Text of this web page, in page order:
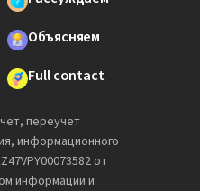
Объясняем
Full contact
переучет
информационного
от
информации и